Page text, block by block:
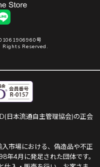
号
Reserved.
日本流通自主管理協会)の正会
市場における、偽造品や不正
年4月に発足された団体です。